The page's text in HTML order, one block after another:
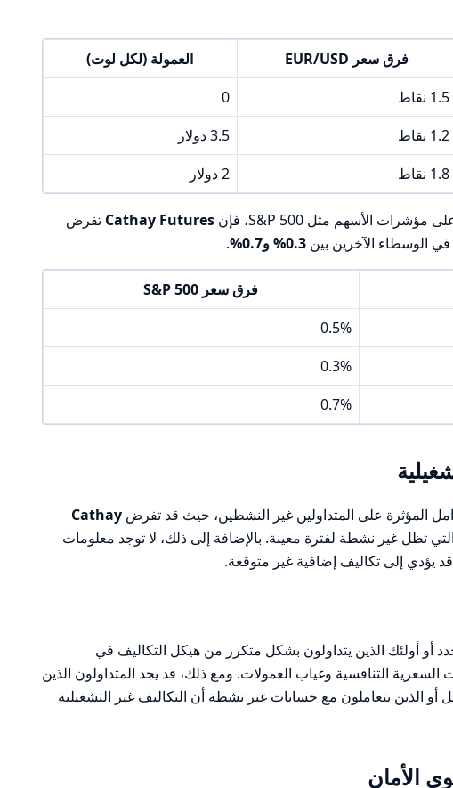
فرق سعر EUR/USD
العمولة (لكل لوت)
1.5 نقاط
0
1.2 نقاط
3.5 دولار
1.8 نقاط 2 دولار
Cathay Futures تفرض
في الوسطاء الآخرين بين0.3% و0.7% .
فرق سعر S&P 500
0.5%
0.3%
0.7%
المؤثرة على المتداولين غير النشطين، حيث قد تفرضCathay
تظل غير نشطة لفترة معينة. بالإضافة إلى ذلك، لا توجد معلومات
يؤدي إلى تكاليف إضافية غير متوقعة.
أو أولئك الذين يتداولون بشكل متكرر من هيكل التكاليف في
السعرية التنافسية وغياب العمولات. ومع ذلك، قد يجد المتداولون الذين
أو الذين يتعاملون مع حسابات غير نشطة أن التكاليف غير التشغيلية
الأمان